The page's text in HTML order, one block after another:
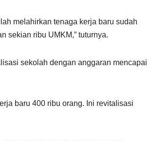
melahirkan tenaga kerja baru sudah
sekian ribu UMKM,” tuturnya.
sekolah dengan anggaran mencapai
baru 400 ribu orang. Ini revitalisasi